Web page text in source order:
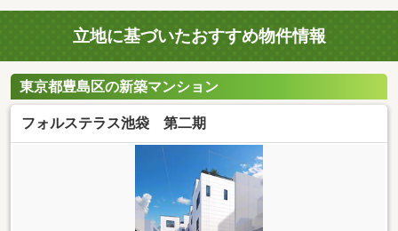
立地に基づいたおすすめ物件情報
東京都豊島区の新築マンション
フォルステラス池袋 第二期